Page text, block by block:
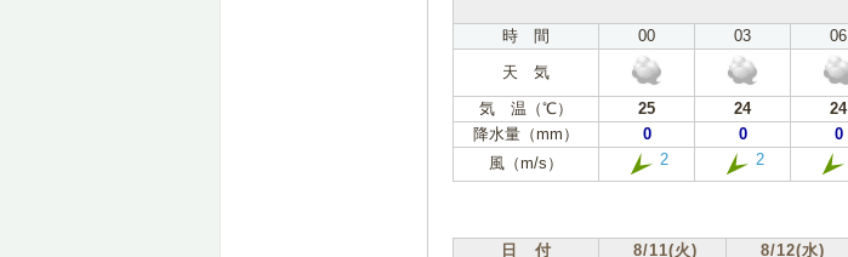
時 間
00 03 06
天 気
気 温（℃）
25 24 24
降水量（mm）
0 0 0
風（m/s）
2 2
日 付 8/11(火) 8/12(水)